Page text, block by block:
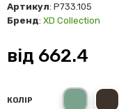
Артикул: P733.105
Бренд: XD Collection
від 662.4
КОЛІР
navy black